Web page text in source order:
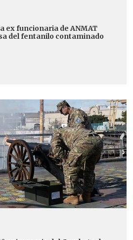
ex funcionaria de ANMAT
del fentanilo contaminado